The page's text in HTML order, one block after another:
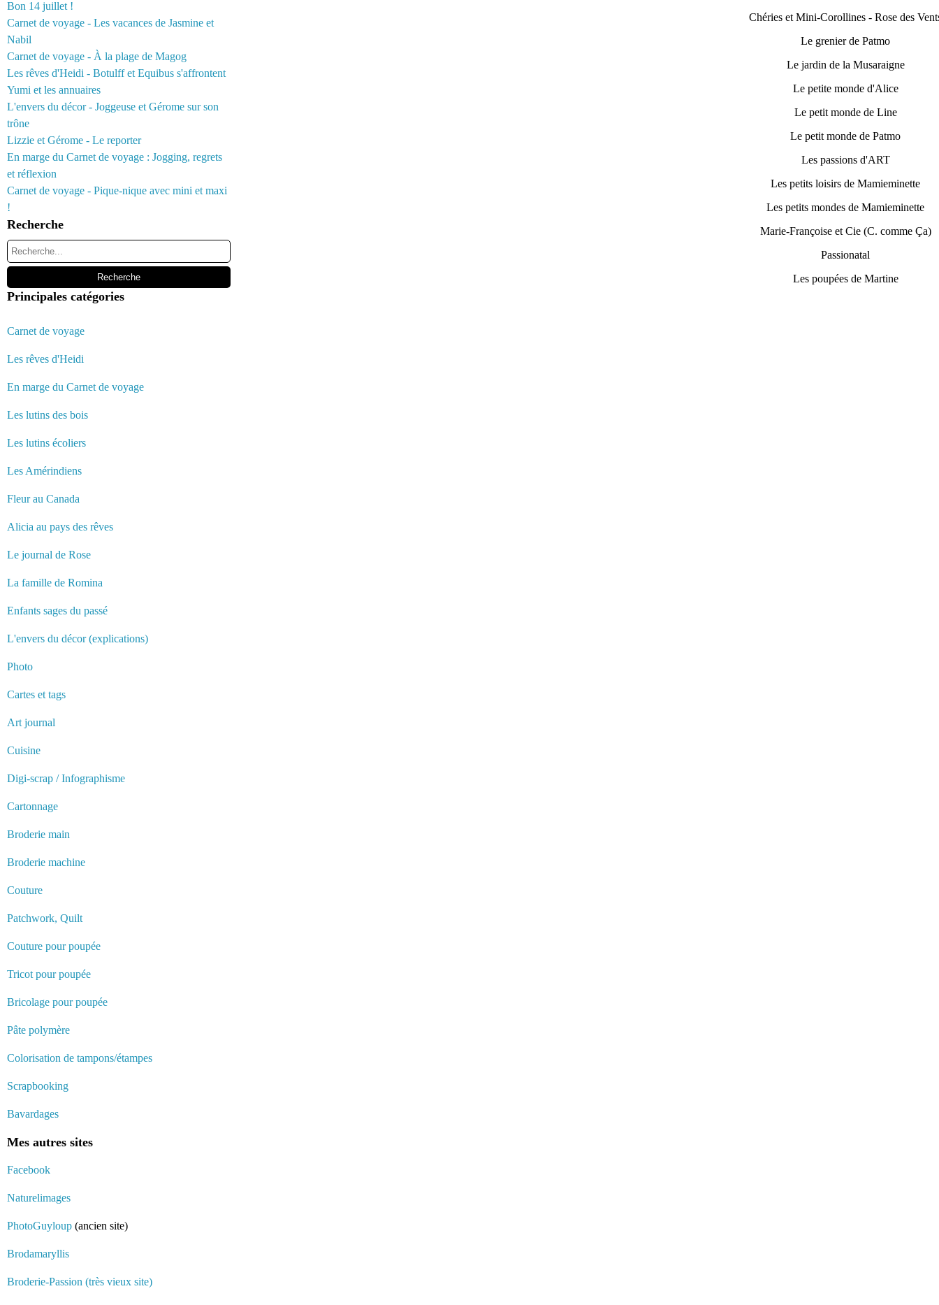
Bon 14 juillet !
Carnet de voyage - Les vacances de Jasmine et
Nabil
Carnet de voyage - À la plage de Magog
Les rêves d'Heidi - Botulff et Equibus s'affrontent
Yumi et les annuaires
L'envers du décor - Joggeuse et Gérome sur son
trône
Lizzie et Gérome - Le reporter
En marge du Carnet de voyage : Jogging, regrets
et réflexion
Carnet de voyage - Pique-nique avec mini et maxi
!
Recherche
Principales catégories
Carnet de voyage
Les rêves d'Heidi
En marge du Carnet de voyage
Les lutins des bois
Les lutins écoliers
Les Amérindiens
Fleur au Canada
Alicia au pays des rêves
Le journal de Rose
La famille de Romina
Enfants sages du passé
L'envers du décor (explications)
Photo
Cartes et tags
Art journal
Cuisine
Digi-scrap / Infographisme
Cartonnage
Broderie main
Broderie machine
Couture
Patchwork, Quilt
Couture pour poupée
Tricot pour poupée
Bricolage pour poupée
Pâte polymère
Colorisation de tampons/étampes
Scrapbooking
Bavardages
Mes autres sites
Facebook
Naturelimages
PhotoGuyloup (ancien site)
Brodamaryllis
Broderie-Passion (très vieux site)
Chéries et Mini-Corollines - Rose des
Le grenier de Patmo
Le jardin de la Musaraigne
Le petite monde d'Alice
Le petit monde de Line
Le petit monde de Patmo
Les passions d'ART
Les petits loisirs de Mamieminette
Les petits mondes de Mamieminette
Marie-Françoise et Cie (C. comme Ça)
Passionatal
Les poupées de Martine